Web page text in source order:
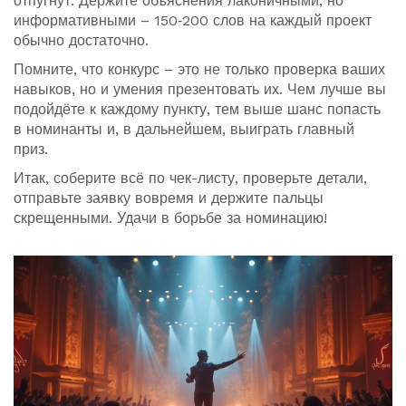
информативными – 150‑200 слов на каждый проект
обычно достаточно.
Помните, что конкурс – это не только проверка ваших
навыков, но и умения презентовать их. Чем лучше вы
подойдёте к каждому пункту, тем выше шанс попасть
в номинанты и, в дальнейшем, выиграть главный
приз.
Итак, соберите всё по чек-листу, проверьте детали,
отправьте заявку вовремя и держите пальцы
скрещенными. Удачи в борьбе за номинацию!